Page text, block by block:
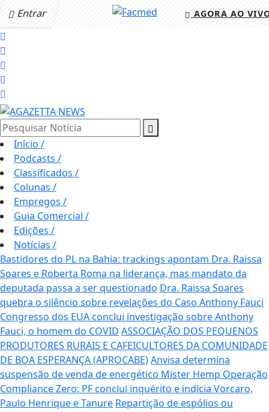
Entrar AGORA AO
Pesquisar Notícia
Início /
Podcasts /
Classificados /
Colunas /
Empregos /
Guia Comercial /
Edições /
Notícias /
Bastidores do PL na Bahia: trackings apontam Dra. Raissa
Soares e Roberta Roma na liderança, mas mandato da
deputada passa a ser questionado Dra. Raissa Soares
quebra o silêncio sobre revelações do Caso Anthony Fauci
Congresso dos EUA conclui investigação sobre Anthony
Fauci, o homem do COVID ASSOCIAÇÃO DOS PEQUENOS
PRODUTORES RURAIS E CAFEICULTORES DA COMUNIDADE
DE BOA ESPERANÇA (APROCABE)Anvisa determina
suspensão de venda de energético Mister Hemp Operação
Compliance Zero: PF conclui inquérito e indicia Vorcaro,
Paulo Henrique e Tanure Repartição de espólios ou